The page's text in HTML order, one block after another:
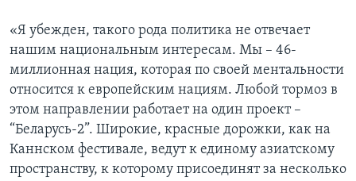
«Я убежден, такого рода политика не отвечает
нашим национальным интересам. Мы – 46-
миллионная нация, которая по своей ментальности
относится к европейским нациям. Любой тормоз в
этом направлении работает на один проект –
“Беларусь-2”. Широкие, красные дорожки, как на
Каннском фестивале, ведут к единому азиатскому
пространству, к которому присоединят за несколько